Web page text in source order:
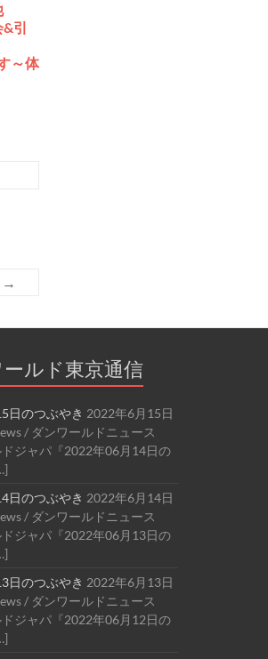
引
～体
→
ルド東京通信
日のつぶやき 2022年6月15日
/ ダンワールドニュース
ドジャパ『2022年06月14日の
日のつぶやき 2022年6月14日
/ ダンワールドニュース
ドジャパ『2022年06月13日の
日のつぶやき 2022年6月13日
/ ダンワールドニュース
ドジャパ『2022年06月12日の